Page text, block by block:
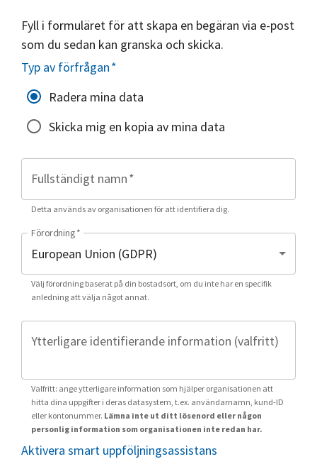
Fyll i formuläret för att skapa en begäran via e-post
som du sedan kan granska och skicka.
Typ av förfrågan*
Radera mina data
Skicka mig en kopia av mina data
Fullständigt namn*
Detta används av organisationen för att identifiera dig.
Förordning*
Välj förordning baserat på din bostadsort, om du inte har en specifik
anledning att välja något annat.
Ytterligare identifierande information (valfritt)
Valfritt: ange ytterligare information som hjälper organisationen att
hitta dina uppgifter i deras datasystem, t.ex. användarnamn, kund-ID
eller kontonummer. Lämna inte ut ditt lösenord eller någon
personlig information som organisationen inte redan har.
Aktivera smart uppföljningsassistans